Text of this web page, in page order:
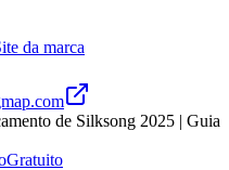
da marca
de Silksong 2025 | Guia
Gratuito